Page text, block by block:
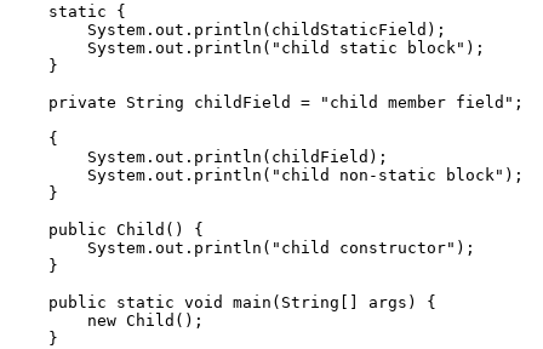
static
{
System . out . println ( childStaticField );
System . out . println ( "child static block" );
}
private
String childField = "child member field" ;
{
System . out . println ( childField );
System . out . println ( "child non-static block" );
}
public Child ()
{
System . out . println ( "child constructor" );
}
public
static void main ( String args )
{
new Child ();
}